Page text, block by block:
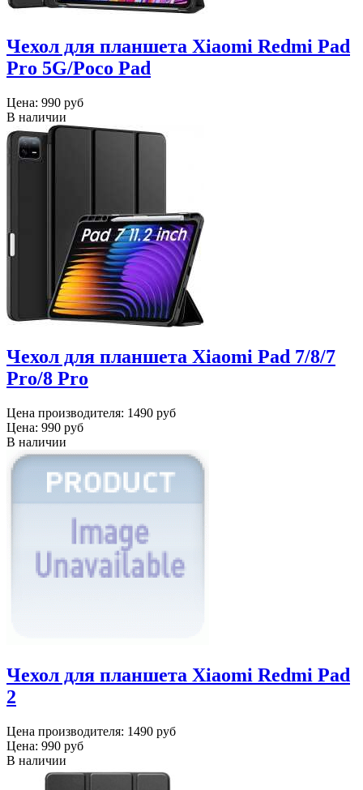
Чехол для планшета Xiaomi Redmi Pad
Pro 5G/Poco Pad
Цена: 990 руб
В наличии
Чехол для планшета Xiaomi Pad 7/8/7
Pro/8 Pro
Цена производителя: 1490 руб
Цена: 990 руб
В наличии
Чехол для планшета Xiaomi Redmi Pad
2
Цена производителя: 1490 руб
Цена: 990 руб
В наличии